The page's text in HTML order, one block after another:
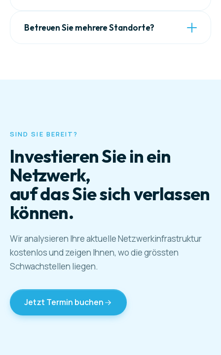
Netzwerken. Ein kompromittiertes Gerät kommt
Betreuen Sie mehrere Standorte?
SIND SIE BEREIT?
Investieren Sie in ein
Netzwerk,
auf das Sie sich verlassen
können.
Wir analysieren Ihre aktuelle Netzwerkinfrastruktur
kostenlos und zeigen Ihnen, wo die grössten
Schwachstellen liegen.
Jetzt Termin buchen